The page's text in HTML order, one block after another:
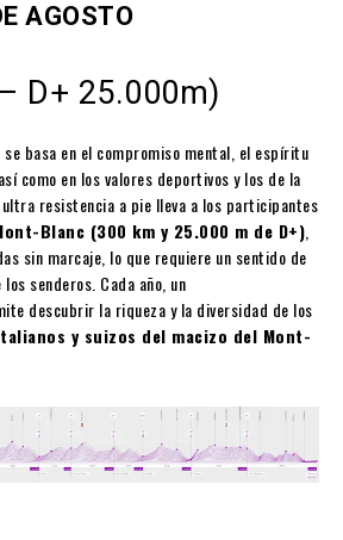
AGOSTO
D+ 25.000m)
basa en el compromiso mental, el espíritu
como en los valores deportivos y los de la
ultra resistencia a pie lleva a los participantes
Blanc (300 km y 25.000 m de D+)
sin marcaje, lo que requiere un sentido de
senderos. Cada año, un
descubrir la riqueza y la diversidad de los
y suizos del macizo del Mont-